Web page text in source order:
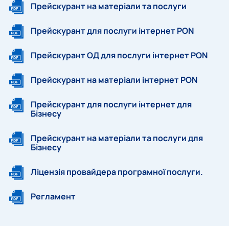
Прейскурант на матеріали та послуги
Прейскурант для послуги інтернет PON
Прейскурант ОД для послуги інтернет PON
Прейскурант на матеріали інтернет PON
Прейскурант для послуги інтернет для
Бізнесу
Прейскурант на матеріали та послуги для
Бізнесу
Ліцензія провайдера програмної послуги.
Регламент